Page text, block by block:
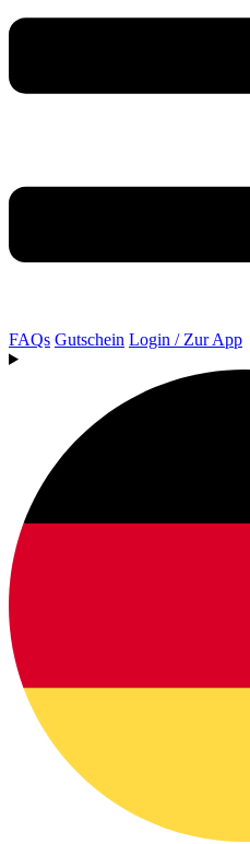
FAQs Gutschein Login / Zur App